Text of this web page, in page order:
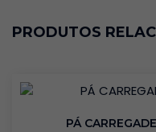
PRODUTOS
PÁ